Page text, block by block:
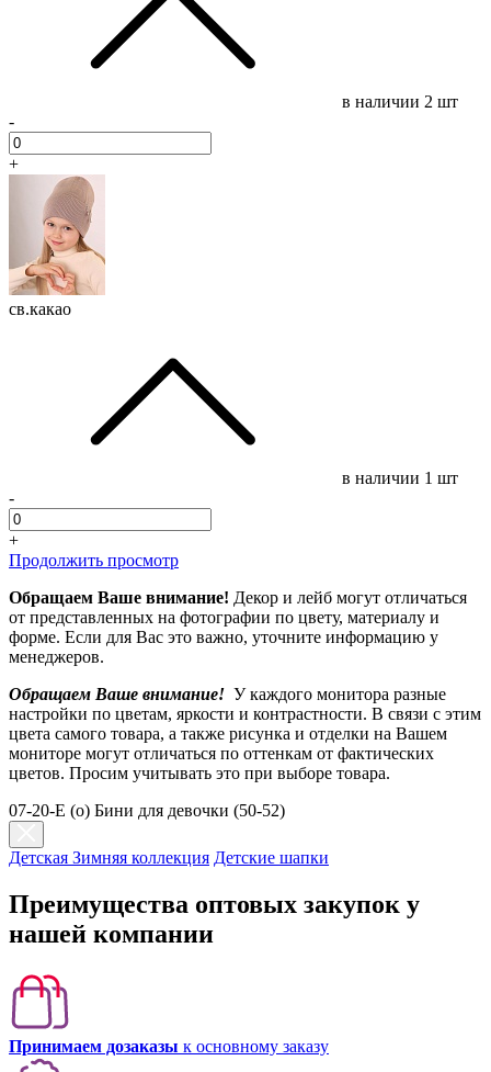
в наличии 2 шт
-
+
св.какао
в наличии 1 шт
-
+
Продолжить просмотр
Обращаем Ваше внимание! Декор и лейб могут отличаться
от представленных на фотографии по цвету, материалу и
форме. Если для Вас это важно, уточните информацию у
менеджеров.
Обращаем Ваше внимание! У каждого монитора разные
настройки по цветам, яркости и контрастности. В связи с этим
цвета самого товара, а также рисунка и отделки на Вашем
мониторе могут отличаться по оттенкам от фактических
цветов. Просим учитывать это при выборе товара.
07-20-E (о) Бини для девочки (50-52)
Детская Зимняя коллекция Детские шапки
Преимущества оптовых закупок у
нашей компании
Принимаем дозаказы к основному заказу